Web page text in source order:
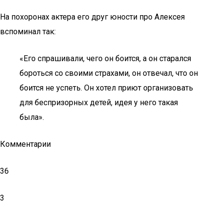
На похоронах актера его друг юности про Алексея
вспоминал так:
«Его спрашивали, чего он боится, а он старался
бороться со своими страхами, он отвечал, что он
боится не успеть. Он хотел приют организовать
для беспризорных детей, идея у него такая
была».
Комментарии
36
3